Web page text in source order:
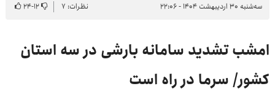
سه‌شنبه ۳۰ اردیبهشت ۱۴۰۴ - ۲۲:۰۶
نظرات: ۷ ۱۲-۲۴
امشب تشدید سامانه بارشی در سه استان
کشور/ سرما در راه است